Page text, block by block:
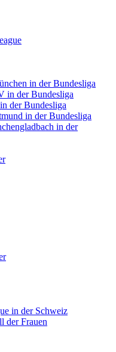
in der Bundesliga
in der Bundesliga
der Bundesliga
in der Bundesliga
in der
in der Schweiz
der Frauen